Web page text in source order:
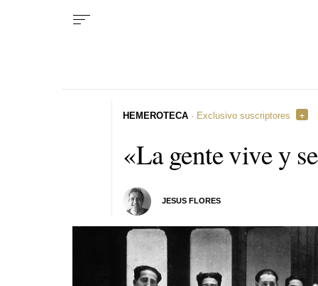
«La gente vive y
JESUS FLORES
HEMEROTECA · Exclusivo suscriptores